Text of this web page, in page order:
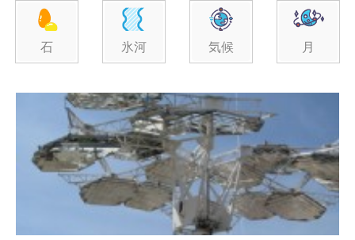
石 氷河 気候 月